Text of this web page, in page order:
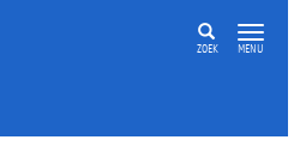
ZOEK MENU